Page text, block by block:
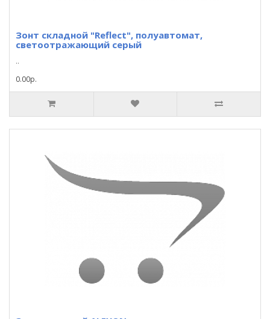
Зонт складной "Reflect", полуавтомат,
светоотражающий серый
..
0.00р.